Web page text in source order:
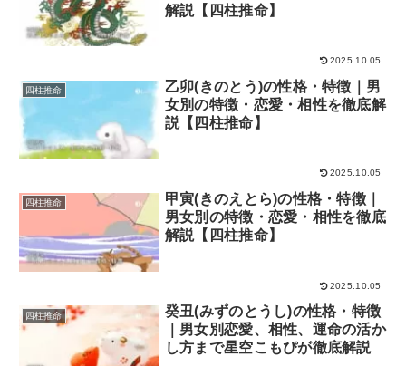
解説【四柱推命】
2025.10.05
四柱推命
乙卯(きのとう)の性格・特徴｜男
女別の特徴・恋愛・相性を徹底解
説【四柱推命】
2025.10.05
四柱推命
甲寅(きのえとら)の性格・特徴｜
男女別の特徴・恋愛・相性を徹底
解説【四柱推命】
2025.10.05
四柱推命
癸丑(みずのとうし)の性格・特徴
｜男女別恋愛、相性、運命の活か
し方まで星空こもぴが徹底解説